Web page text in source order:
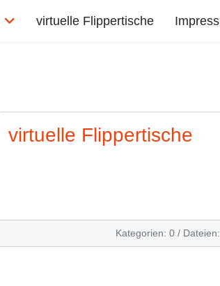
virtuelle Flippertische
virtuelle Flippertische
Kategorien: 0 /